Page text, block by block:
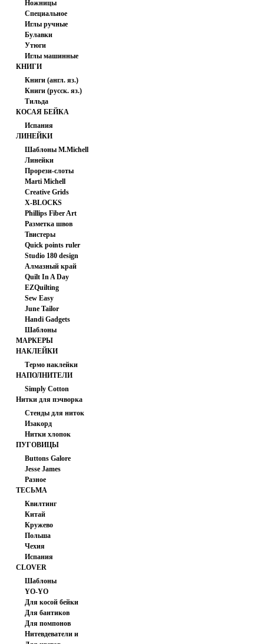
Ножницы
Специальное
Иглы ручные
Булавки
Утюги
Иглы машинные
КНИГИ
Книги (англ. яз.)
Книги (русск. яз.)
Тильда
КОСАЯ БЕЙКА
Испания
ЛИНЕЙКИ
Шаблоны M.Michell
Линейки
Прорези-слоты
Marti Michell
Creative Grids
X-BLOCKS
Phillips Fiber Art
Разметка швов
Твистеры
Quick points ruler
Studio 180 design
Алмазный край
Quilt In A Day
EZQuilting
Sew Easy
June Tailor
Handi Gadgets
Шаблоны
МАРКЕРЫ
НАКЛЕЙКИ
Термо наклейки
НАПОЛНИТЕЛИ
Simply Cotton
(США)
Нитки для пэчворка
Стенды для ниток
Изакорд
мультиколор
Нитки хлопок
ПУГОВИЦЫ
Buttons Galore
Jesse James
Разное
ТЕСЬМА
Квилтинг
Китай
Кружево
Польша
Чехия
Испания
CLOVER
Шаблоны
YO-YO
Для косой бейки
Для бантиков
Для помпонов
Нитевдеватели и